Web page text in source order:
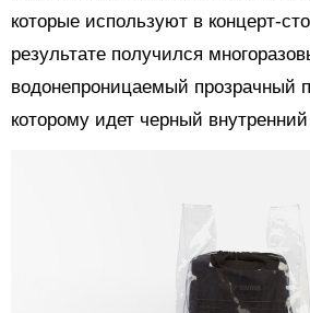
которые используют в концерт-
результате получился
водонепроницаемый прозрачный
которому идет черный